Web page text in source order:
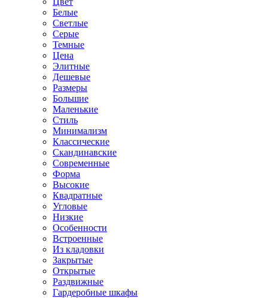
Белые
Светлые
Серые
Темные
Цена
Элитные
Дешевые
Размеры
Большие
Маленькие
Стиль
Минимализм
Классические
Скандинавские
Современные
Форма
Высокие
Квадратные
Угловые
Низкие
Особенности
Встроенные
Из кладовки
Закрытые
Открытые
Раздвижные
Гардеробные шкафы